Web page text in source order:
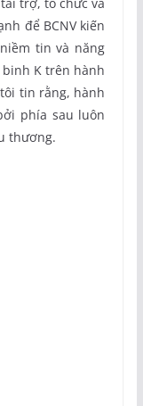
để BCNV kiến
tin và năng
K trên hành
tin rằng, hành
phía sau luôn
thương.